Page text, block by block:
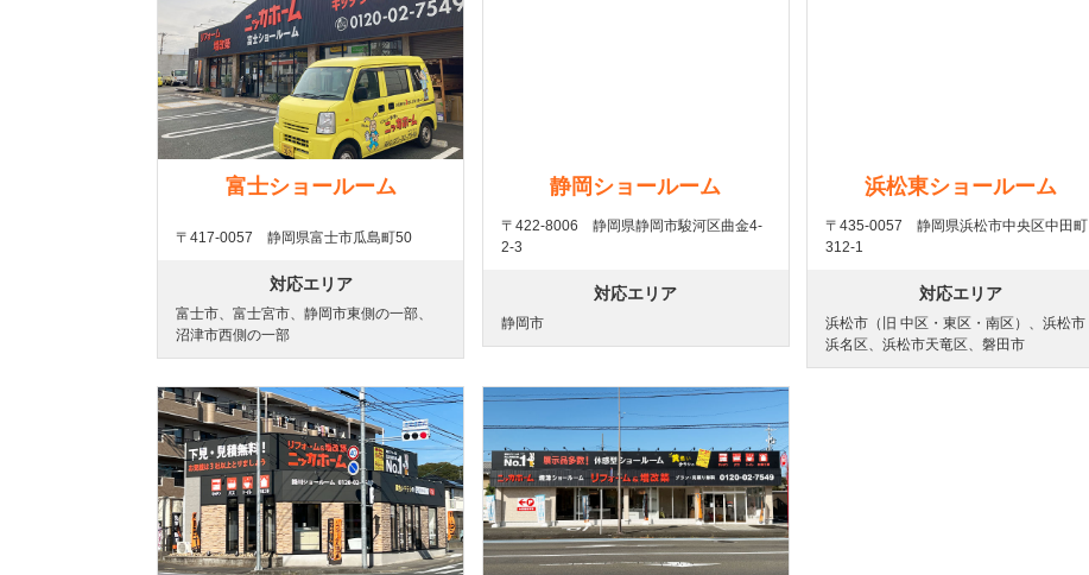
富士ショールーム
〒417-0057 静岡県富士市瓜島町50
対応エリア
富士市、富士宮市、静岡市東側の一部、
沼津市西側の一部
静岡ショールーム
〒422-8006 静岡県静岡市駿河区曲金4-
2-3
対応エリア
静岡市
浜松東ショールーム
〒435-0057 静岡県浜松市中央区中田町
312-1
対応エリア
浜松市（旧 中区・東区・南区）、浜松市
浜名区、浜松市天竜区、磐田市